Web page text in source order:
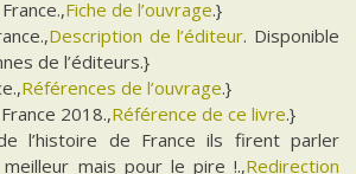
Fiche de l’ouvrage.}
Description de l’éditeur. Disponible
de l’éditeurs.}
Références de l’ouvrage.}
2018.,Référence de ce livre.}
l’histoire de France ils firent parler
mais pour le pire !.,Redirection